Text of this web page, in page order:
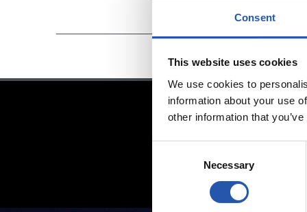
Consent
This website uses cookies
We use cookies to
information about your use
other information that
Necessary